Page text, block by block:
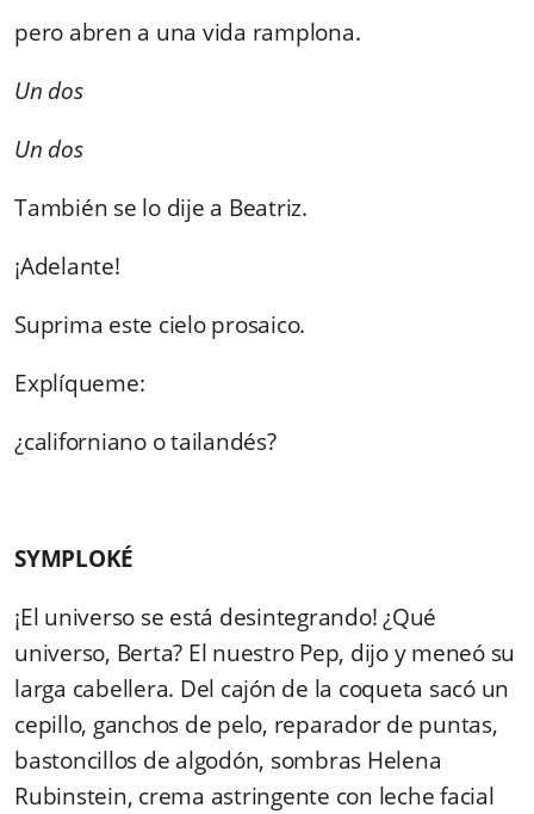
pero abren a una vida ramplona.
Un dos
Un dos
También se lo dije a Beatriz.
¡Adelante!
Suprima este cielo prosaico.
Explíqueme:
¿californiano o tailandés?
SYMPLOKÉ
¡El universo se está desintegrando! ¿Qué
universo, Berta? El nuestro Pep, dijo y meneó su
larga cabellera. Del cajón de la coqueta sacó un
cepillo, ganchos de pelo, reparador de puntas,
bastoncillos de algodón, sombras Helena
Rubinstein, crema astringente con leche facial